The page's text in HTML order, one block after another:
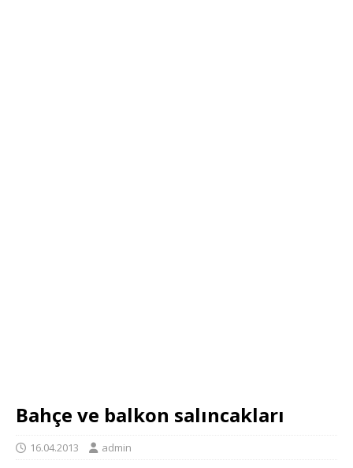
Bahçe ve balkon salıncakları
16.04.2013 admin